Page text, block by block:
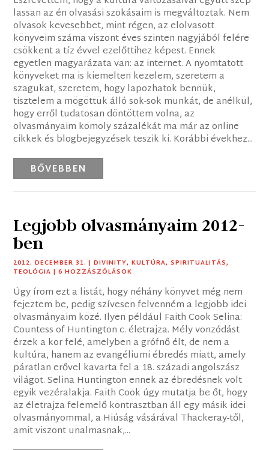
lassan az én olvasási szokásaim is megváltoztak. Nem
olvasok kevesebbet, mint régen, az elolvasott
könyveim száma viszont éves szinten nagyjából felére
csökkent a tíz évvel ezelőttihez képest. Ennek
egyetlen magyarázata van: az internet. A nyomtatott
könyveket ma is kiemelten kezelem, szeretem a
szagukat, szeretem, hogy lapozhatok bennük,
tisztelem a mögöttük álló sok-sok munkát, de anélkül,
hogy erről tudatosan döntöttem volna, az
olvasmányaim komoly százalékát ma már az online
cikkek és blogbejegyzések teszik ki. Korábbi évekhez...
BŐVEBBEN
Legjobb olvasmányaim 2012-
ben
2012. DECEMBER 31. |DIVINITY,KULTÚRA,SPIRITUALITÁS,
TEOLÓGIA | 6 HOZZÁSZÓLÁSOK
Úgy írom ezt a listát, hogy néhány könyvet még nem
fejeztem be, pedig szívesen felvenném a legjobb idei
olvasmányaim közé. Ilyen például Faith Cook Selina:
Countess of Huntington c. életrajza. Mély vonzódást
érzek a kor felé, amelyben a grófnő élt, de nem a
kultúra, hanem az evangéliumi ébredés miatt, amely
páratlan erővel kavarta fel a 18. századi angolszász
világot. Selina Huntington ennek az ébredésnek volt
egyik vezéralakja. Faith Cook úgy mutatja be őt, hogy
az életrajza felemelő kontrasztban áll egy másik idei
olvasmányommal, a Hiúság vásárával Thackeray-től,
amit viszont unalmasnak,...